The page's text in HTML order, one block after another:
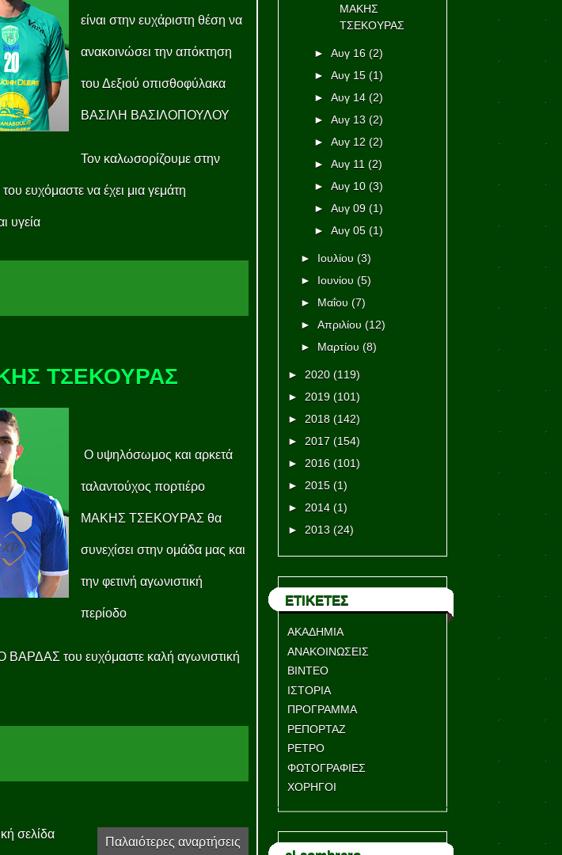
είναι στην ευχάριστη θέση να
ανακοινώσει την απόκτηση
του Δεξιού οπισθοφύλακα
ΒΑΣΙΛΗ ΒΑΣΙΛΟΠΟΥΛΟΥ
Τον καλωσορίζουμε στην
ευχόμαστε να έχει μια γεμάτη
υγεία
ΤΣΕΚΟΥΡΑΣ
Ο υψηλόσωμος και αρκετά
ταλαντούχος πορτιέρο
ΜΑΚΗΣ ΤΣΕΚΟΥΡΑΣ θα
συνεχίσει στην ομάδα μας και
την φετινή αγωνιστική
περίοδο
ΒΑΡΔΑΣ του ευχόμαστε καλή αγωνιστική
Παλαιότερες αναρτήσεις
σελίδα
ΜΑΚΗΣ
ΤΣΕΚΟΥΡΑΣ
►Αυγ 16 (2)
►Αυγ 15 (1)
►Αυγ 14 (2)
►Αυγ 13 (2)
►Αυγ 12 (2)
►Αυγ 11 (2)
►Αυγ 10 (3)
►Αυγ 09 (1)
►Αυγ 05 (1)
► Ιουλίου (3)
► Ιουνίου (5)
► Μαΐου (7)
►Απριλίου (12)
► Μαρτίου (8)
► 2020 (119)
► 2019 (101)
► 2018 (142)
► 2017 (154)
► 2016 (101)
► 2015 (1)
► 2014 (1)
► 2013 (24)
ΕΤΙΚΕΤΕΣ
ΑΚΑΔΗΜΙΑ
ΑΝΑΚΟΙΝΩΣΕΙΣ
ΒΙΝΤΕΟ
ΙΣΤΟΡΙΑ
ΠΡΟΓΡΑΜΜΑ
ΡΕΠΟΡΤΑΖ
ΡΕΤΡΟ
ΦΩΤΟΓΡΑΦΙΕΣ
ΧΟΡΗΓΟΙ